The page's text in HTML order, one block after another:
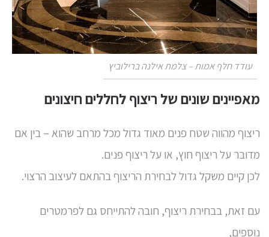
עודד חלף אמות – צלמת אילנה ברילוביץ
מאפיינים שונים של ריצוף לחללים חיצונים
ריצוף מהווה שטח פנים מאוד גדול מכל מרחב שהוא – בין אם
מדובר על ריצוף חוץ, או על ריצוף פנים.
לכן קיים משקל גדול לבחירת הריצוף בהתאם לעיצוב הרצוי.
עם זאת, בבחירת ריצוף, חובה להתייחס גם לפרמטרים
נוספים,